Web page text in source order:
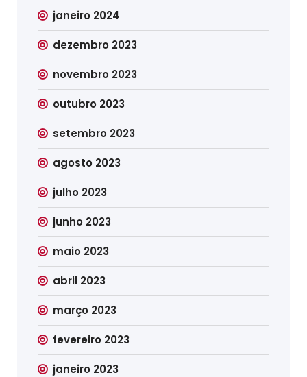
janeiro 2024
dezembro 2023
novembro 2023
outubro 2023
setembro 2023
agosto 2023
julho 2023
junho 2023
maio 2023
abril 2023
março 2023
fevereiro 2023
janeiro 2023